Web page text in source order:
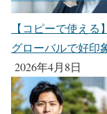
【コピーで使え
グローバルで好印
2026年4月8日